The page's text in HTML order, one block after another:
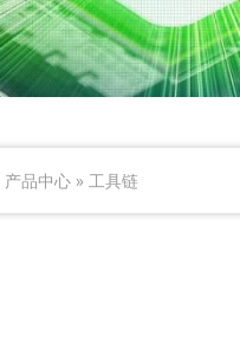
产品中心» 工具链